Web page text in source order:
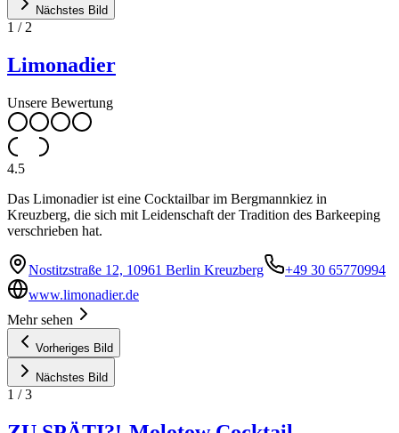
Nächstes Bild
1 / 2
Limonadier
Unsere Bewertung
4.5
Das Limonadier ist eine Cocktailbar im Bergmannkiez in
Kreuzberg, die sich mit Leidenschaft der Tradition des Barkeeping
verschrieben hat.
Nostitzstraße 12, 10961 Berlin Kreuzberg
+49 30 65770994
www.limonadier.de
Mehr sehen
Vorheriges Bild
Nächstes Bild
1 /3